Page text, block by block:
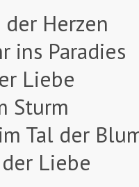
Herzen
ins Paradies
Liebe
Sturm
Tal der
Liebe